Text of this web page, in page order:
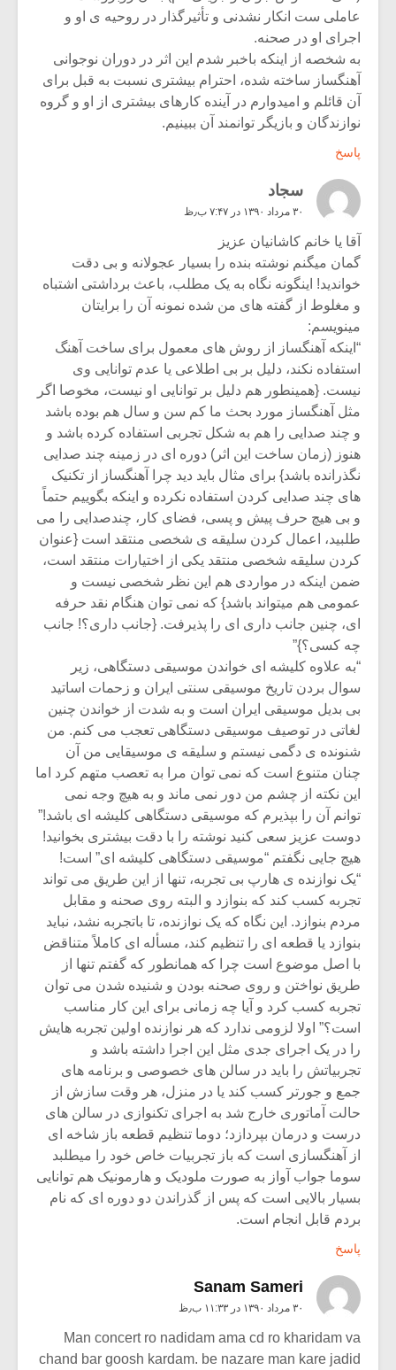
عاملی ست انکار نشدنی و تأثیرگذار در روحیه ی او و
اجرای او در صحنه.
به شخصه از اینکه باخبر شدم این اثر در دوران نوجوانی
آهنگساز ساخته شده، احترام بیشتری نسبت به قبل برای
آن قائلم و امیدوارم در آینده کارهای بیشتری از او و گروه
نوازندگان و بازیگر توانمند آن ببینیم.
پاسخ
سجاد
۳۰ مرداد ۱۳۹۰ در ۷:۴۷ ب٫ظ
آقا یا خانم کاشانیان عزیز
گمان میگنم نوشته بنده را بسیار عجولانه و بی دقت
خواندید! اینگونه نگاه به یک مطلب، باعث برداشتی اشتباه
و مغلوط از گفته های من شده نمونه آن را برایتان
مینویسم:
“اینکه آهنگساز از روش های معمول برای ساخت آهنگ
استفاده نکند، دلیل بر بی اطلاعی یا عدم توانایی وی
نیست. {همینطور هم دلیل بر توانایی او نیست، مخوصا اگر
مثل آهنگساز مورد بحث ما کم سن و سال هم بوده باشد
و چند صدایی را هم به شکل تجربی استفاده کرده باشد و
هنوز (زمان ساخت این اثر) دوره ای در زمینه چند صدایی
نگذرانده باشد} برای مثال باید دید چرا آهنگساز از تکنیک
های چند صدایی کردن استفاده نکرده و اینکه بگوییم حتماً
و بی هیچ حرف پیش و پسی، فضای کار، چندصدایی را می
طلبید، اعمال کردن سلیقه ی شخصی منتقد است {عنوان
کردن سلیقه شخصی منتقد یکی از اختیارات منتقد است،
ضمن اینکه در مواردی هم این نظر شخصی نیست و
عمومی هم میتواند باشد} که نمی توان هنگام نقد حرفه
ای، چنین جانب داری ای را پذیرفت. {جانب داری؟! جانب
چه کسی؟}”
“به علاوه کلیشه ای خواندن موسیقی دستگاهی، زیر
سوال بردن تاریخ موسیقی سنتی ایران و زحمات اساتید
بی بدیل موسیقی ایران است و به شدت از خواندن چنین
لغاتی در توصیف موسیقی دستگاهی تعجب می کنم. من
شنونده ی دگمی نیستم و سلیقه ی موسیقایی من آن
چنان متنوع است که نمی توان مرا به تعصب متهم کرد اما
این نکته از چشم من دور نمی ماند و به هیچ وجه نمی
توانم آن را بپذیرم که موسیقی دستگاهی کلیشه ای باشد!”
دوست عزیز سعی کنید نوشته را با دقت بیشتری بخوانید!
هیچ جایی نگفتم “موسیقی دستگاهی کلیشه ای” است!
“یک نوازنده ی هارپ بی تجربه، تنها از این طریق می تواند
تجربه کسب کند که بنوازد و البته روی صحنه و مقابل
مردم بنوازد. این نگاه که یک نوازنده، تا باتجربه نشد، نباید
بنوازد یا قطعه ای را تنظیم کند، مسأله ای کاملاً متناقض
با اصل موضوع است چرا که همانطور که گفتم تنها از
طریق نواختن و روی صحنه بودن و شنیده شدن می توان
تجربه کسب کرد و آیا چه زمانی برای این کار مناسب
است؟” اولا لزومی ندارد که هر نوازنده اولین تجربه هایش
را در یک اجرای جدی مثل این اجرا داشته باشد و
تجربیاتش را باید در سالن های خصوصی و برنامه های
جمع و جورتر کسب کند یا در منزل، هر وقت سازش از
حالت آماتوری خارج شد به اجرای تکنوازی در سالن های
درست و درمان بپردازد؛ دوما تنظیم قطعه باز شاخه ای
از آهنگسازی است که باز تجربیات خاص خود را میطلبد
سوما جواب آواز به صورت ملودیک و هارمونیک هم توانایی
بسیار بالایی است که پس از گذراندن دو دوره ای که نام
بردم قابل انجام است.
پاسخ
Sanam Sameri
۳۰ مرداد ۱۳۹۰ در ۱۱:۳۳ ب٫ظ
Man concert ro nadidam ama cd ro kharidam va
chand bar goosh kardam. be nazare man kare jadid